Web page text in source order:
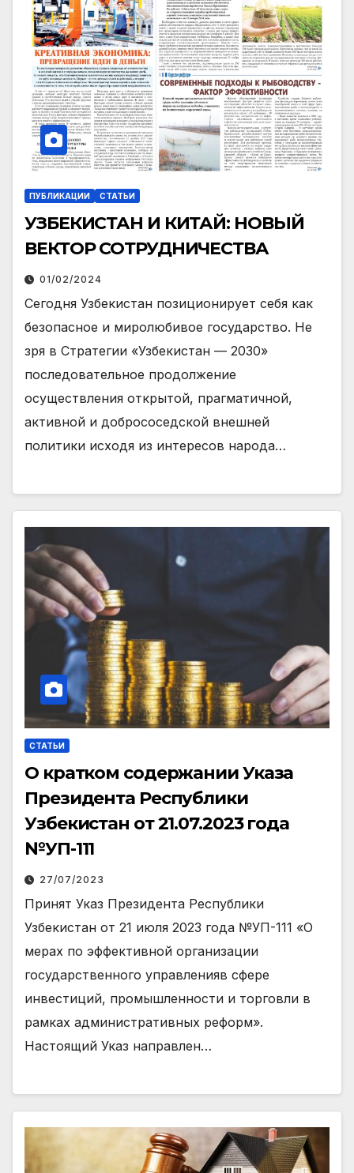
ПУБЛИКАЦИИ СТАТЬИ
УЗБЕКИСТАН И КИТАЙ: НОВЫЙ
ВЕКТОР СОТРУДНИЧЕСТВА
01/02/2024
Сегодня Узбекистан позиционирует себя как
безопасное и миролюбивое государство. Не
зря в Стратегии «Узбекистан — 2030»
последовательное продолжение
осуществления открытой, прагматичной,
активной и добрососедской внешней
политики исходя из интересов народа…
СТАТЬИ
О кратком содержании Указа
Президента Республики
Узбекистан от 21.07.2023 года
№УП-111
27/07/2023
Принят Указ Президента Республики
Узбекистан от 21 июля 2023 года №УП-111 «О
мерах по эффективной организации
государственного управленияв сфере
инвестиций, промышленности и торговли в
рамках административных реформ».
Настоящий Указ направлен…